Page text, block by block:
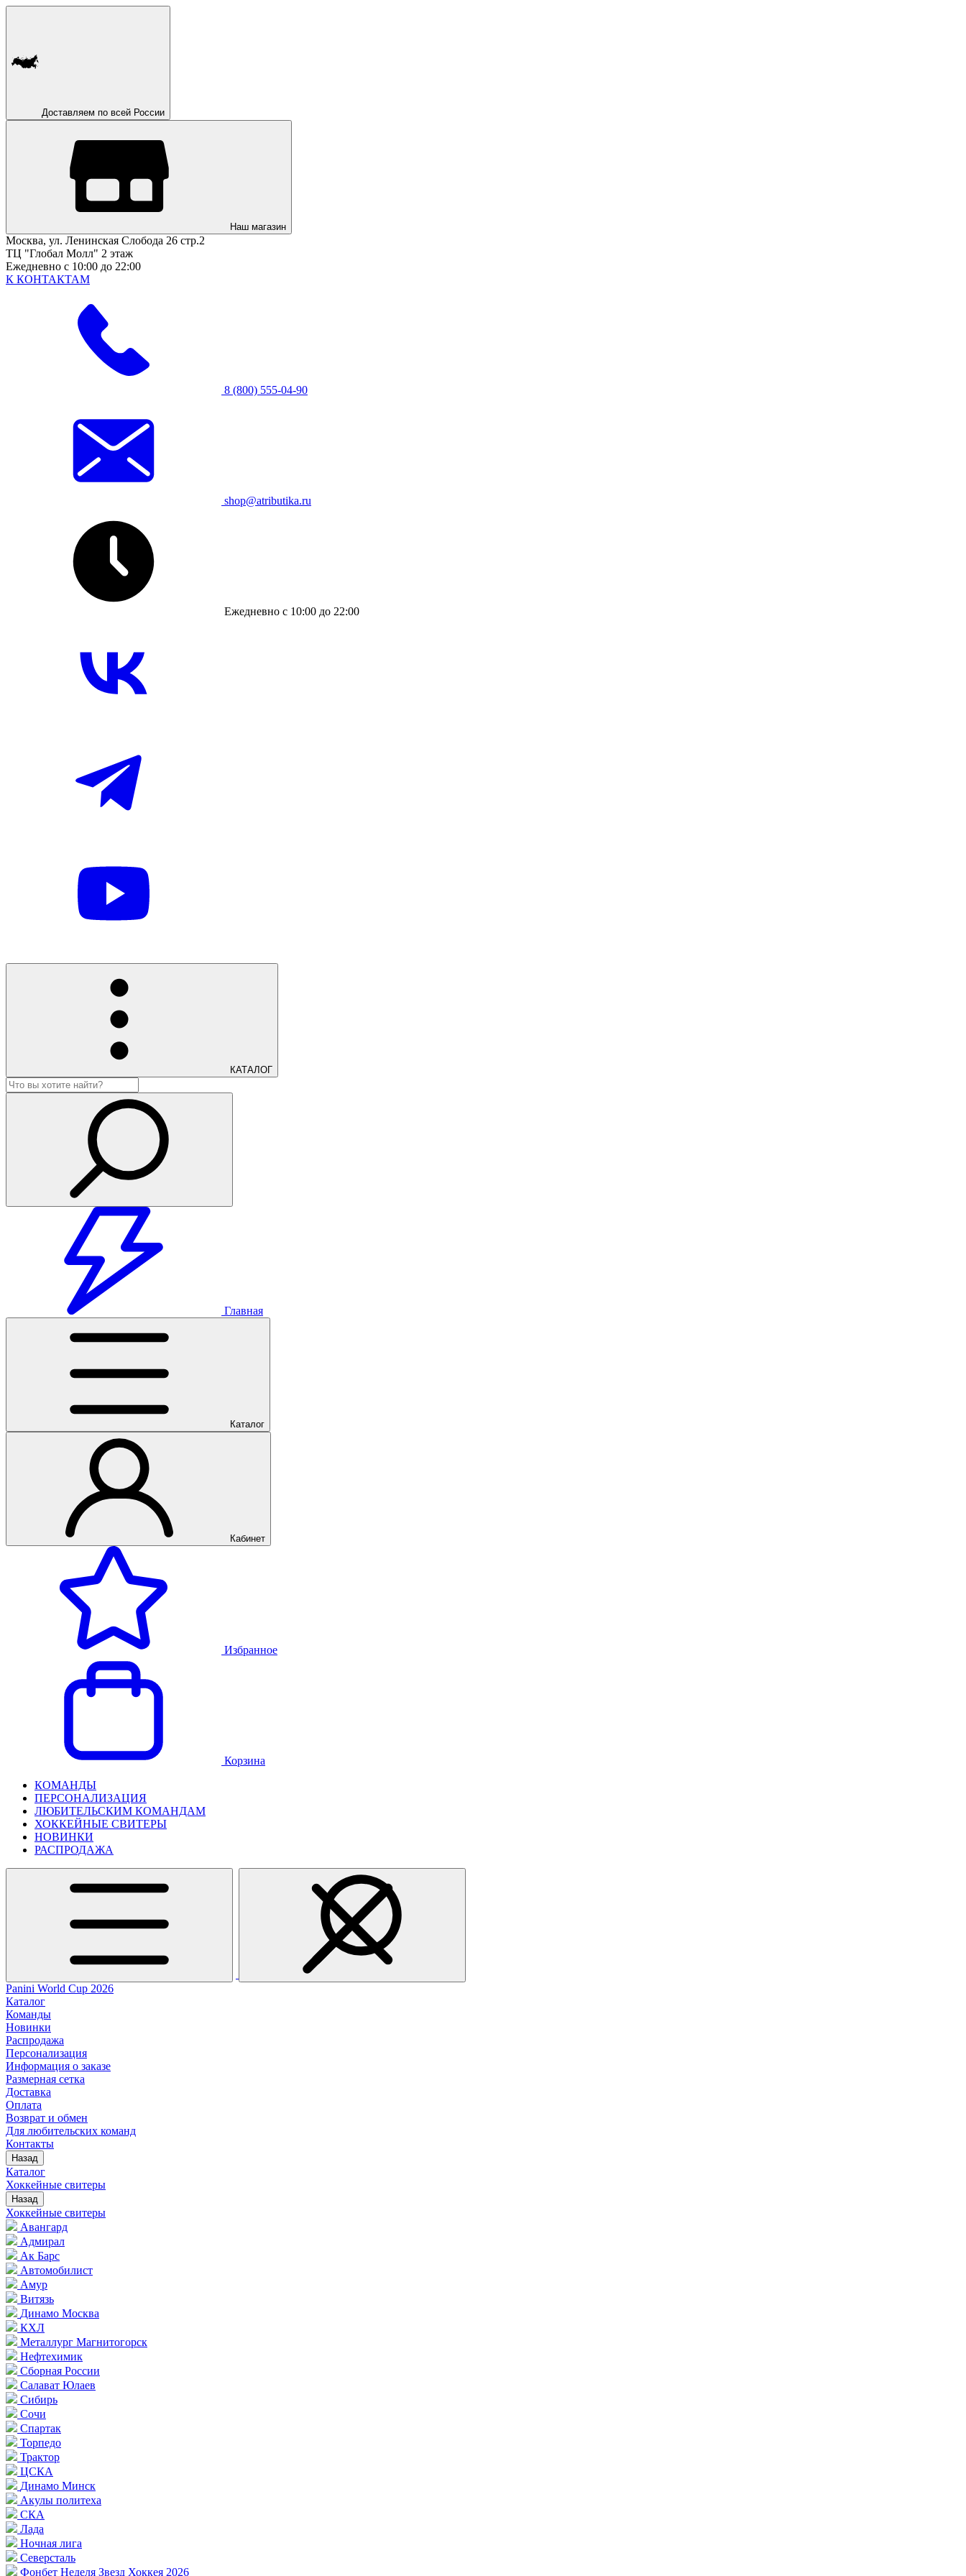
Доставляем по всей России
Наш магазин
Москва, ул. Ленинская Слобода 26 стр.2
ТЦ "Глобал Молл" 2 этаж
Ежедневно с 10:00 до 22:00
К КОНТАКТАМ
8 (800) 555-04-90
shop@atributika.ru
Ежедневно с 10:00 до 22:00
КАТАЛОГ
Главная
Каталог
Кабинет
Избранное
Корзина
КОМАНДЫ
ПЕРСОНАЛИЗАЦИЯ
ЛЮБИТЕЛЬСКИМ КОМАНДАМ
ХОККЕЙНЫЕ СВИТЕРЫ
НОВИНКИ
РАСПРОДАЖА
Panini World Cup 2026
Каталог
Команды
Новинки
Распродажа
Персонализация
Информация о заказе
Размерная сетка
Доставка
Оплата
Возврат и обмен
Для любительских команд
Контакты
Назад
Каталог
Хоккейные свитеры
Назад
Хоккейные свитеры
Авангард
Адмирал
Ак Барс
Автомобилист
Амур
Витязь
Динамо Москва
КХЛ
Металлург Магнитогорск
Нефтехимик
Сборная России
Салават Юлаев
Сибирь
Сочи
Спартак
Торпедо
Трактор
ЦСКА
Динамо Минск
Акулы политеха
СКА
Лада
Ночная лига
Северсталь
Фонбет Неделя Звезд Хоккея 2026